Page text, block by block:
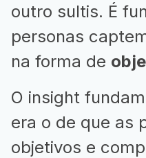
outro sultis. É
personas
na forma de
O insight
era o de que as
objetivos e